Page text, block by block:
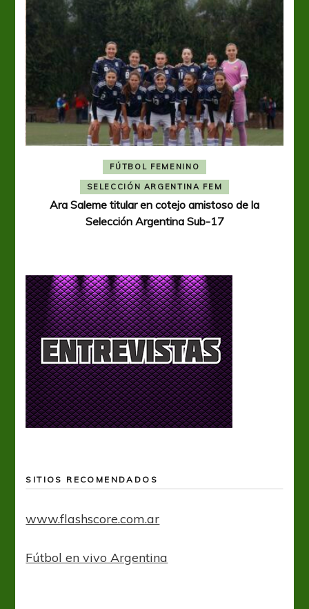
FÚTBOL FEMENINO
SELECCIÓN ARGENTINA FEM
Ara Saleme titular en cotejo amistoso de la
Selección Argentina Sub-17
SITIOS RECOMENDADOS
www.flashscore.com.ar
Fútbol en vivo Argentina